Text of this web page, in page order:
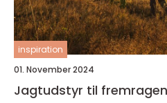
inspiration
01. November 2024
Jagtudstyr til